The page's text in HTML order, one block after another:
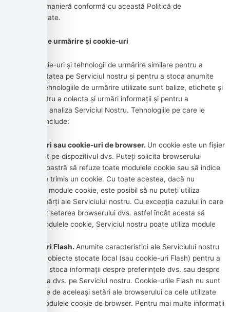
stoca într-o manieră conformă cu această Politică de
confidențialitate.
Tehnologii de urmărire și cookie-uri
Folosim cookie-uri și tehnologii de urmărire similare pentru a
urmări activitatea pe Serviciul nostru și pentru a stoca anumite
informații. Tehnologiile de urmărire utilizate sunt balize, etichete și
scripturi pentru a colecta și urmări informații și pentru a
îmbunătăți și analiza Serviciul Nostru. Tehnologiile pe care le
folosim pot include:
Cookie-uri sau cookie-uri de browser. Un cookie este un fișier
mic plasat pe dispozitivul dvs. Puteți solicita browserului
dumneavoastră să refuze toate modulele cookie sau să indice
când este trimis un cookie. Cu toate acestea, dacă nu
acceptați module cookie, este posibil să nu puteți utiliza
anumite părți ale Serviciului nostru. Cu excepția cazului în care
ați ajustat setarea browserului dvs. astfel încât acesta să
refuze modulele cookie, Serviciul nostru poate utiliza module
Cookie-uri Flash. Anumite caracteristici ale Serviciului nostru
pot folosi obiecte stocate local (sau cookie-uri Flash) pentru a
colecta și stoca informații despre preferințele dvs. sau despre
activitatea dvs. pe Serviciul nostru. Cookie-urile Flash nu sunt
gestionate de aceleași setări ale browserului ca cele utilizate
pentru modulele cookie de browser. Pentru mai multe informații